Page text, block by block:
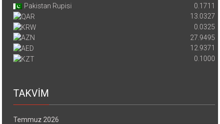
Pakistan Rupisi
0.1711
13.0327
0.0325
27.9495
12.9371
0.1000
TAKVİM
Temmuz 2026